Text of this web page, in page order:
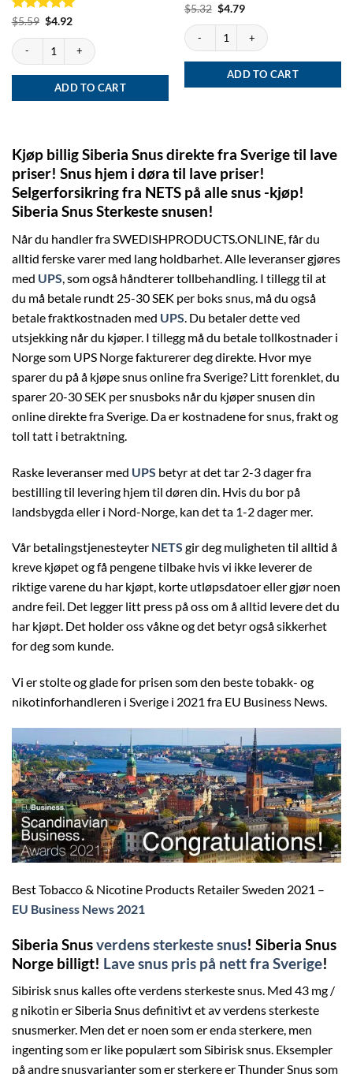
Rated5
$5.59 Original
was:
$5.59.
$4.92Current
is:
$4.92.
Siberia White Dry - extremely strong quantity
ADD TO CART
Rated5
$5.32 Original
was:
$5.32.
$4.79Current
is:
$4.79.
Siberia Slim White Dry quantity
ADD TO CART
Kjøp billig Siberia Snus direkte fra Sverige til lave
priser! Snus hjem i døra til lave priser!
Selgerforsikring fra NETS på alle snus -kjøp!
Siberia Snus Sterkeste snusen!
Når du handler fra SWEDISHPRODUCTS.ONLINE, får du
alltid ferske varer med lang holdbarhet. Alle leveranser gjøres
med UPS , som også håndterer tollbehandling. I tillegg til at
du må betale rundt 25-30 SEK per boks snus, må du også
betale fraktkostnaden med UPS . Du betaler dette ved
utsjekking når du kjøper. I tillegg må du betale tollkostnader i
Norge som UPS Norge fakturerer deg direkte. Hvor mye
sparer du på å kjøpe snus online fra Sverige? Litt forenklet, du
sparer 20-30 SEK per snusboks når du kjøper snusen din
online direkte fra Sverige. Da er kostnadene for snus, frakt og
toll tatt i betraktning.
Raske leveranser med UPS betyr at det tar 2-3 dager fra
bestilling til levering hjem til døren din. Hvis du bor på
landsbygda eller i Nord-Norge, kan det ta 1-2 dager mer.
Vår betalingstjenesteyter NETS gir deg muligheten til alltid å
kreve kjøpet og få pengene tilbake hvis vi ikke leverer de
riktige varene du har kjøpt, korte utløpsdatoer eller gjør noen
andre feil. Det legger litt press på oss om å alltid levere det du
har kjøpt. Det holder oss våkne og det betyr også sikkerhet
for deg som kunde.
Vi er stolte og glade for prisen som den beste tobakk- og
nikotinforhandleren i Sverige i 2021 fra EU Business News.
Best Tobacco & Nicotine Products Retailer Sweden 2021 –
EU Business News 2021
Siberia Snusverdens sterkeste snus! Siberia Snus
Norge billigt! Lave snus pris på nett fra Sverige!
Sibirisk snus kalles ofte verdens sterkeste snus. Med 43 mg /
g nikotin er Siberia Snus definitivt et av verdens sterkeste
snusmerker. Men det er noen som er enda sterkere, men
ingenting som er like populært som Sibirisk snus. Eksempler
på andre snusvarianter som er sterkere er Thunder Snus som